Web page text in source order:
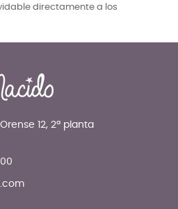
directamente a los
12, 2ª planta